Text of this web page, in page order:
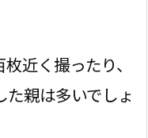
近く撮ったり、
親は多いでしょ